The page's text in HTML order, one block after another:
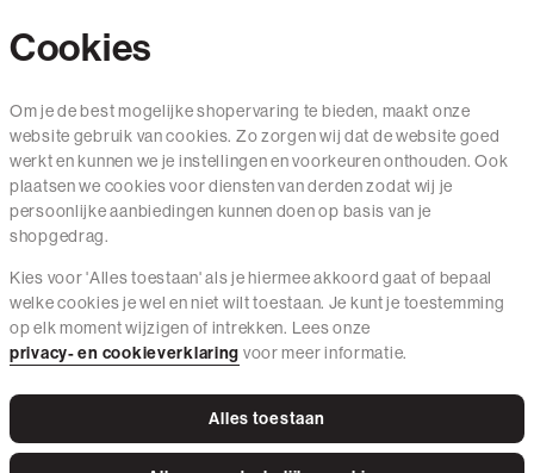
Mail ons
020 - 3412 650
Van maandag t/m vrijdag van 8.30 uur tot 18.00 uur.
Service
Wij zijn The Sting
Cookies
Om je de best mogelijke shopervaring te bieden, maakt onze
website gebruik van cookies. Zo zorgen wij dat de website goed
werkt en kunnen we je instellingen en voorkeuren onthouden. Ook
plaatsen we cookies voor diensten van derden zodat wij je
persoonlijke aanbiedingen kunnen doen op basis van je
shopgedrag.
Kies voor 'Alles toestaan' als je hiermee akkoord gaat of bepaal
welke cookies je wel en niet wilt toestaan. Je kunt je toestemming
op elk moment wijzigen of intrekken. Lees onze
privacy- en cookieverklaring voor meer informatie.
Alles toestaan